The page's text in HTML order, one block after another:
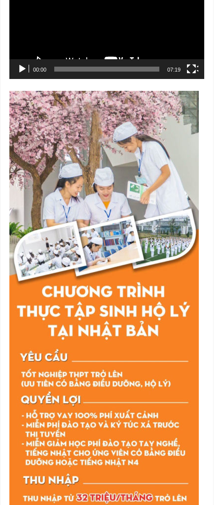
00:00 07:19